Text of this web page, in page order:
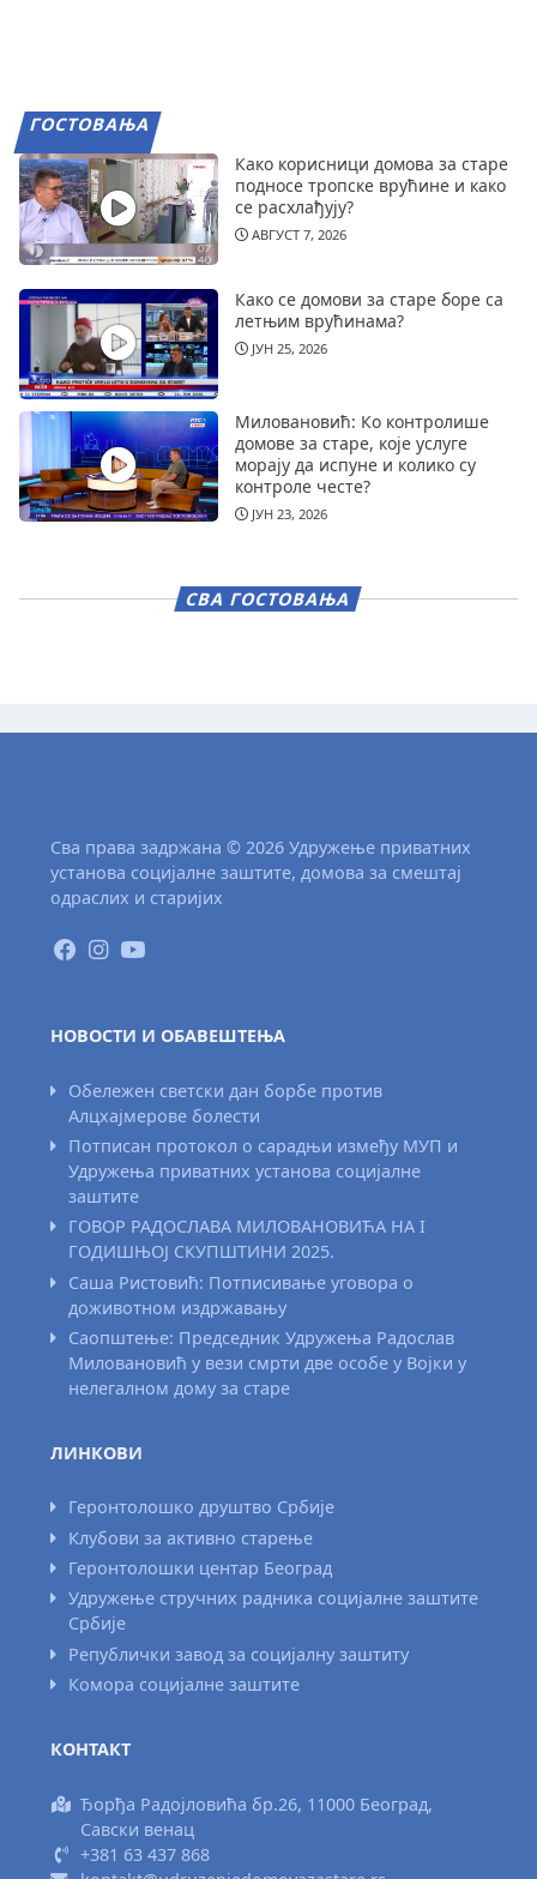
ГОСТОВАЊА
Како корисници домова за старе
подносе тропске врућине и како
се расхлађују?
АВГУСТ 7, 2026
Како се домови за старе боре са
летњим врућинама?
ЈУН 25, 2026
Миловановић: Ко контролише
домове за старе, које услуге
морају да испуне и колико су
контроле честе?
ЈУН 23, 2026
СВА ГОСТОВАЊА
Сва права задржана © 2026 Удружење приватних
установа социјалне заштите, домова за смештај
одраслих и старијих
НОВОСТИ И ОБАВЕШТЕЊА
Обележен светски дан борбе против
Алцхајмерове болести
Потписан протокол о сарадњи између МУП и
Удружења приватних установа социјалне
заштите
ГОВОР РАДОСЛАВА МИЛОВАНОВИЋА НА I
ГОДИШЊОЈ СКУПШТИНИ 2025.
Саша Ристовић: Потписивање уговора о
доживотном издржавању
Саопштење: Председник Удружења Радослав
Миловановић у вези смрти две особе у Војки у
нелегалном дому за старе
ЛИНКОВИ
Геронтолошко друштво Србије
Клубови за активно старење
Геронтолошки центар Београд
Удружење стручних радника социјалне заштите
Србије
Републички завод за социјалну заштиту
Комора социјалне заштите
КОНТАКТ
Ђорђа Радојловића бр.26, 11000 Београд,
Савски венац
+381 63 437 868